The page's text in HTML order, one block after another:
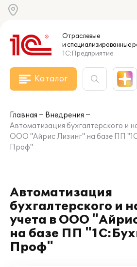
Отраслевые
и специализированные
1С:Предприятие
Каталог
Главная
Внедрения
Автоматизация бухгалтерского и
ООО "Айрис Лизинг" на базе ПП
Проф"
Автоматизация
бухгалтерского и
учета в ООО
на базе ПП
Проф"